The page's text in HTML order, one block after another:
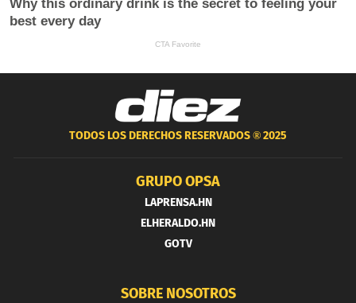
TODOS LOS DERECHOS RESERVADOS ®2025
GRUPO OPSA
LAPRENSA.HN
ELHERALDO.HN
GOTV
SOBRE NOSOTROS